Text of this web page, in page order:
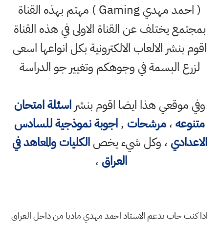
( احمد مهدي Gaming ) مهتم بهذه القناة
بمجتمع يختلف عن القناة الاولى في هذه القناة
اقوم بنشر الالعاب الالكترونية بكل انواعها اسعى
لزرع البسمة في وجوهكم وتغيير جو الدراسة
وفي موقعي هذا ايضا اقوم بنشراسئلة امتحان
متنوعه،مرشحات ,اجوبة نموذجية للسادس
الاعدادي ، وكل شيء يخصالكليات والمعاهد في
العراق ،
اذا كنت حاب تدعم الاستاذ احمد مهدي ماديا من داخل العراق